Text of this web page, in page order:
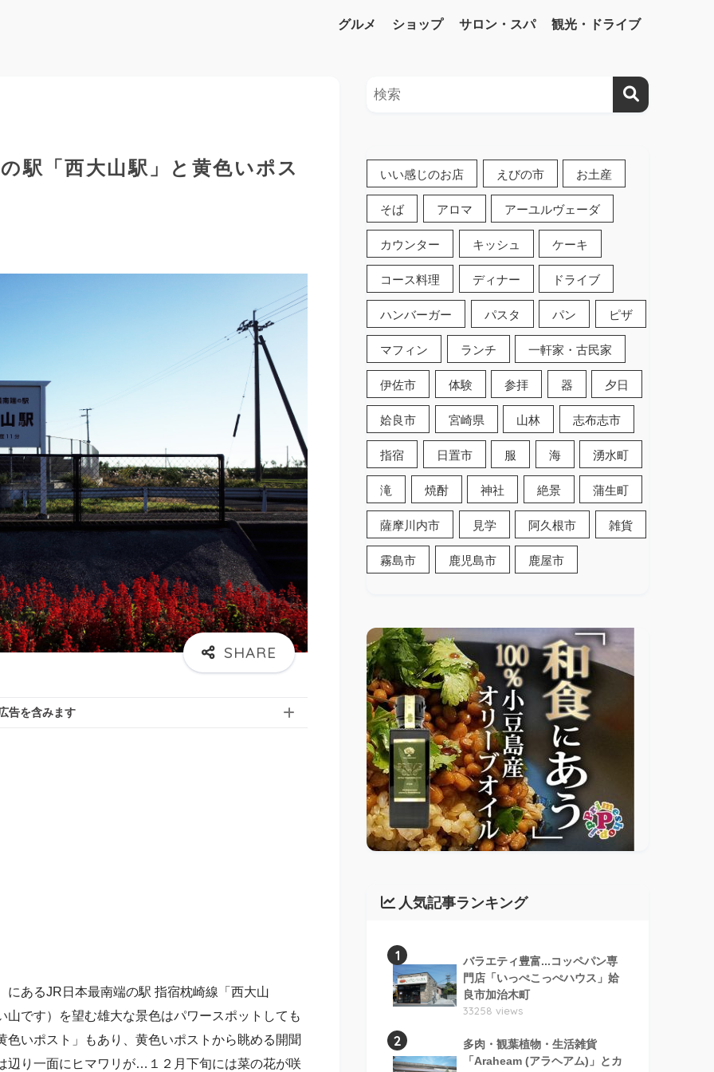
グルメ ショップ サロン・スパ 観光・ドライブ
駅「西大山駅」と黄色いポス
告を含みます
あるJR日本最南端の駅 指宿枕崎線「西大山
です）を望む雄大な景色はパワースポットしても
いポスト」もあり、黄色いポストから眺める開聞
り一面にヒマワリが…１２月下旬には菜の花が咲
いい感じのお店 えびの市 お土産
そば アロマ アーユルヴェーダ
カウンター キッシュ ケーキ
コース料理 ディナー ドライブ
ハンバーガー パスタ パン ピザ
マフィン ランチ 一軒家・古民家
伊佐市 体験 参拝 器 夕日
姶良市 宮崎県 山林 志布志市
指宿 日置市 服 海 湧水町
滝 焼酎 神社 絶景 蒲生町
薩摩川内市 見学 阿久根市 雑貨
霧島市 鹿児島市 鹿屋市
人気記事ランキング
1
バラエティ豊富...コッペパン専
門店「いっぺこっぺハウス」姶
良市加治木町
33258 views
2
多肉・観葉植物・生活雑貨
「Araheam (アラヘアム)」とカ